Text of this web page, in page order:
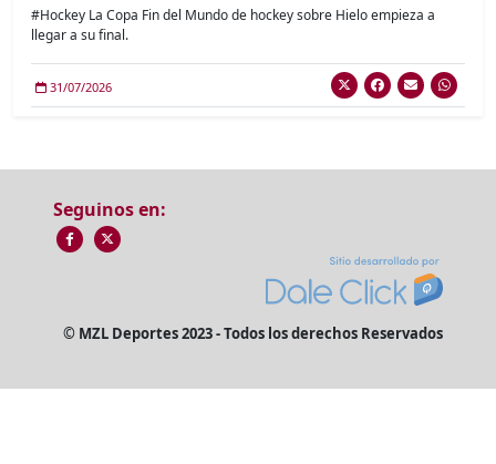
#Hockey La Copa Fin del Mundo de hockey sobre Hielo empieza a
llegar a su final.
31/07/2026
Seguinos en:
© MZL Deportes 2023 - Todos los derechos Reservados